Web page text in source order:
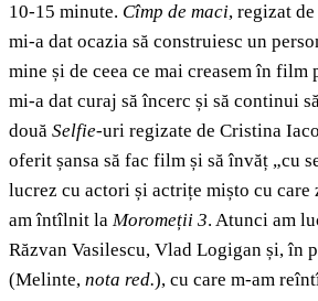
10-15 minute. Cîmp de maci, regizat
mi-a dat ocazia să construiesc un
mine și de ceea ce mai creasem în film
mi-a dat curaj să încerc și să continui
două Selfie-uri regizate de Cristina
oferit șansa să fac film și să învăț „cu
lucrez cu actori și actrițe mișto cu care
am întîlnit la Moromeții 3. Atunci am
Răzvan Vasilescu, Vlad Logigan și, în
(Melinte, nota red.), cu care m-am